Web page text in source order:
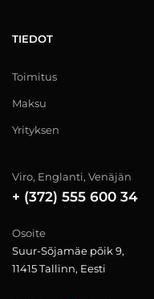
TIEDOT
Toimitus
Maksu
Yrityksen
Viro, Englanti, Venäjän
+ (372) 555 600 34
Osoite
Suur-Sõjamäe põik 9,
11415 Tallinn, Eesti